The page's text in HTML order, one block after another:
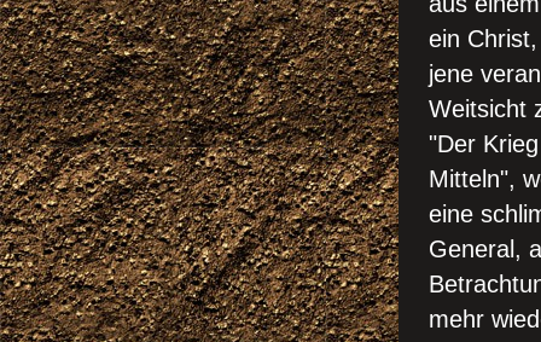
ein
jene
Weitsicht
"Der
Mitteln",
eine
General,
mehr